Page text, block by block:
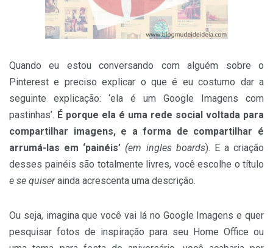
Quando eu estou conversando com alguém sobre o
Pinterest e preciso explicar o que é eu costumo dar a
seguinte explicação: ‘ela é um Google Imagens com
pastinhas’. É porque ela é uma rede social voltada para
compartilhar imagens, e a forma de compartilhar é
arrumá-las em ‘painéis’ (em ingles boards). E a criação
desses painéis são totalmente livres, você escolhe o título
e se quiserainda acrescenta uma descrição.
Ou seja, imagina que você vai lá no Google Imagens e quer
pesquisar fotos de inspiração para seu Home Office ou